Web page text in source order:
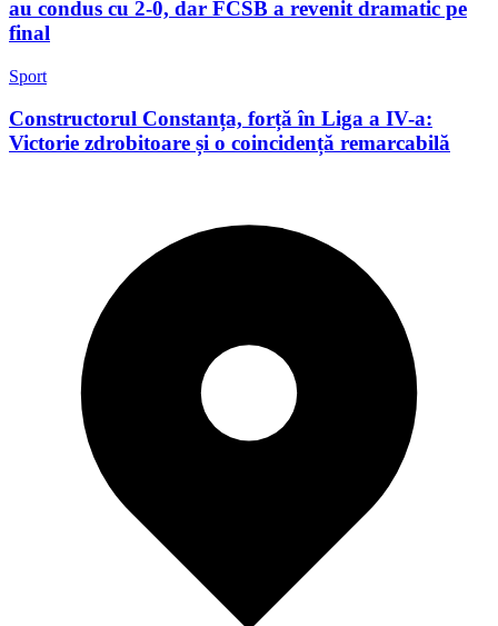
au condus cu 2-0, dar FCSB a revenit dramatic pe
final
Sport
Constructorul Constanța, forță în Liga a IV-a:
Victorie zdrobitoare și o coincidență remarcabilă